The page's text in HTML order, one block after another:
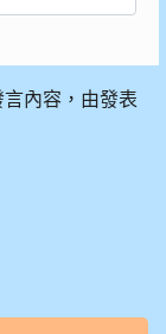
內容，由發表